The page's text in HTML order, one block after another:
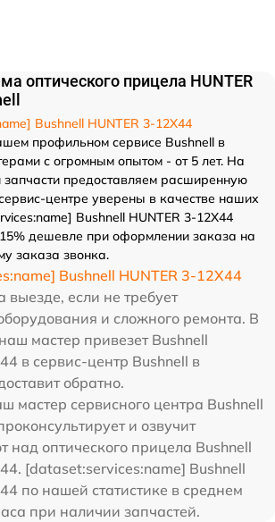
оптического прицела HUNTER
Bushnell HUNTER 3-12X44
профильном сервисе Bushnell в
с огромным опытом - от 5 лет. На
запчасти предоставляем расширенную
центре уверены в качестве наших
Bushnell HUNTER 3-12X44
дешевле при оформлении заказа на
заказа звонка.
Bushnell HUNTER 3-12X44
выезде, если не требует
и сложного ремонта. В
мастер привезет Bushnell
в сервис-центр Bushnell в
обратно.
мастер сервисного центра Bushnell
и озвучит
над оптического прицела Bushnell
[dataset:services:name] Bushnell
по нашей статистике в среднем
при наличии запчастей.